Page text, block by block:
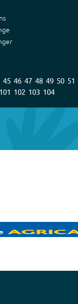
45 46 47 48 49 50 51
101 102 103 104